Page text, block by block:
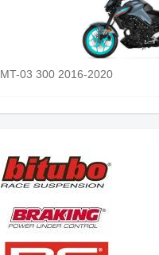
MT-03 300 2016-2020